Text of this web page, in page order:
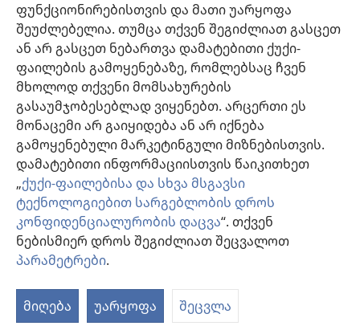
ფუნქციონირებისთვის და მათი უარყოფა
შეუძლებელია. თუმცა თქვენ შეგიძლიათ გასცეთ
ან არ გასცეთ ნებართვა დამატებითი ქუქი-
ფაილების გამოყენებაზე, რომლებსაც ჩვენ
მხოლოდ თქვენი მომსახურების
გასაუმჯობესებლად ვიყენებთ. არცერთი ეს
მონაცემი არ გაიყიდება ან არ იქნება
გამოყენებული მარკეტინგული მიზნებისთვის.
დამატებითი ინფორმაციისთვის წაიკითხეთ
„ქუქი-ფაილებისა და სხვა მსგავსი
ტექნოლოგიებით სარგებლობის დროს
კონფიდენციალურობის დაცვა“. თქვენ
ნებისმიერ დროს შეგიძლიათ შეცვალოთ
პარამეტრები.
მიღება უარყოფა შეცვლა
პაციენტებისთვის: ყოველთვის მიმართეთ თქვენს ექიმს ან სხვა
მაღალკვალიფიციურ სამედიცინო პერსონალს, როდესაც
ჯანმრთელობის პრობლემები გექმნებათ ან საჭიროებთ მკურნალობას.
მიმართეთ ექიმს, თუ ფიქრობთ, რომ რაღაც გაწუხებთ.
ვებგვერდით სარგებლობა შესაძლებელიადადგენილი წესების
ფარგლებში.
დიზაინის კონფიგურაცია
Copyright© 2026 Watch Tower Bible and Tract Society of Pennsylvania.
ᲡᲐᲠᲒᲔᲑᲚᲝᲑᲘᲡ ᲬᲔᲡᲔᲑᲘ
|ᲣᲡᲐᲤᲠᲗᲮᲝᲔᲑᲘᲡ ᲞᲐᲠᲐᲛᲔᲢᲠᲔᲑᲘ